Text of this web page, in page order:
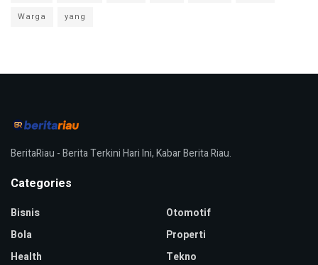
Warga
yang
BeritaRiau - Berita Terkini Hari Ini, Kabar Berita Riau.
Categories
Bisnis
Bola
Health
Otomotif
Properti
Tekno